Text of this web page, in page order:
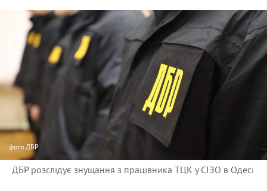
фото ДБР
ДБР розслідує знущання з працівника ТЦК у СІЗО в Одесі